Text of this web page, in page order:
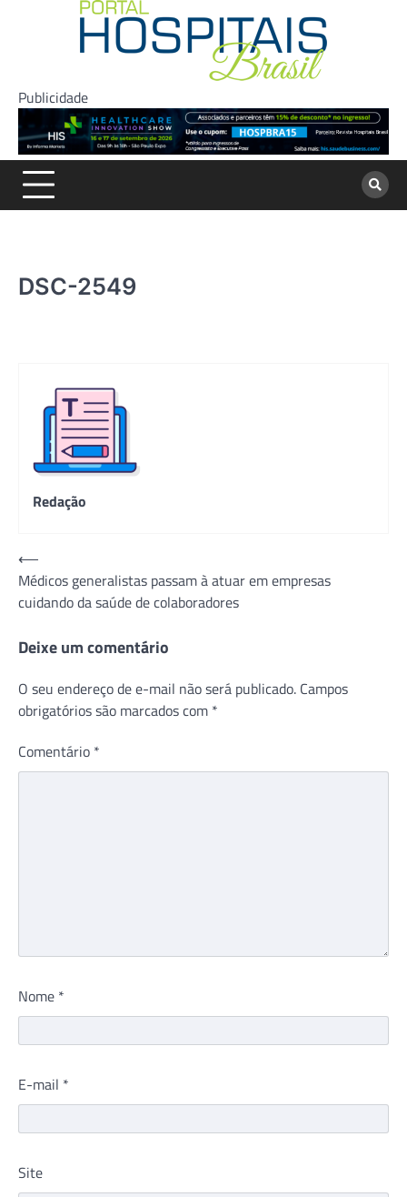
Publicidade
DSC-2549
Redação
Navegação
de
Post
⟵
Médicos generalistas passam à atuar em empresas
cuidando da saúde de colaboradores
Deixe um comentário
O seu endereço de e-mail não será publicado. Campos
obrigatórios são marcados com *
Comentário *
Nome *
E-mail *
Site